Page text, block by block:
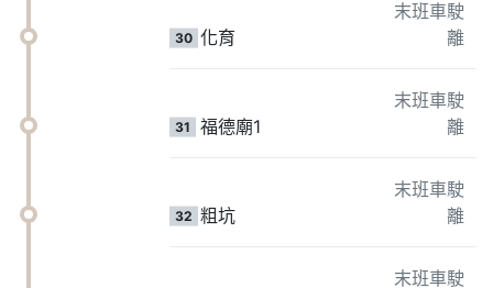
30 化育
末班車駛
離
31 福德廟1
末班車駛
離
32 粗坑
末班車駛
離
末班車駛